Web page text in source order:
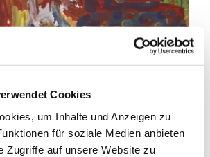
Cookies
um Inhalte und Anzeigen zu
für soziale Medien anbieten
Zugriffe auf unsere Website zu